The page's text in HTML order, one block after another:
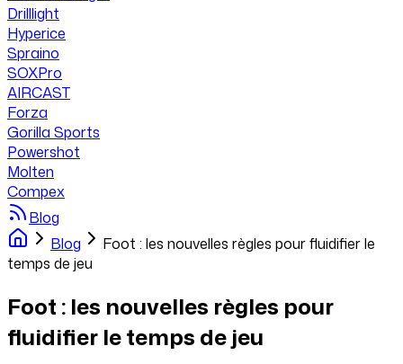
Drilllight
Hyperice
Spraino
SOXPro
AIRCAST
Forza
Gorilla Sports
Powershot
Molten
Compex
Blog
Blog
Foot : les nouvelles règles pour fluidifier le
temps de jeu
Foot : les nouvelles règles pour
fluidifier le temps de jeu